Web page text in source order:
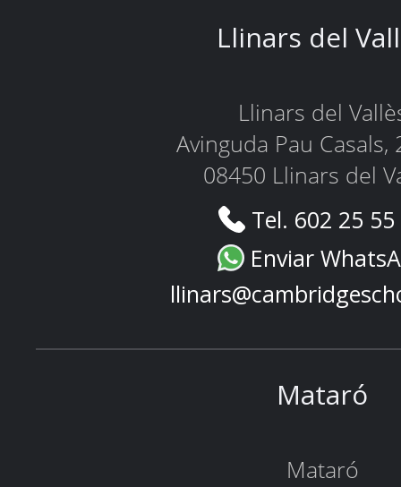
Llinars del
Llinars del
Avinguda Pau Casals,
08450 Llinars del
Tel. 602 25
Enviar
Mataró
Mataró